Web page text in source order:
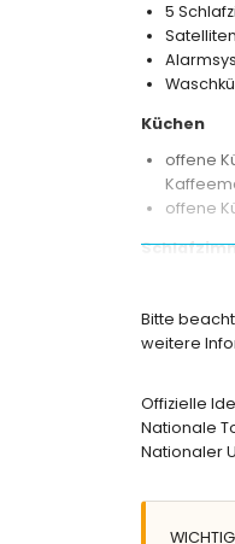
5
Küchen
offene
offene
großes
Bitte
weitere
Offizielle
Nationale
Nationaler